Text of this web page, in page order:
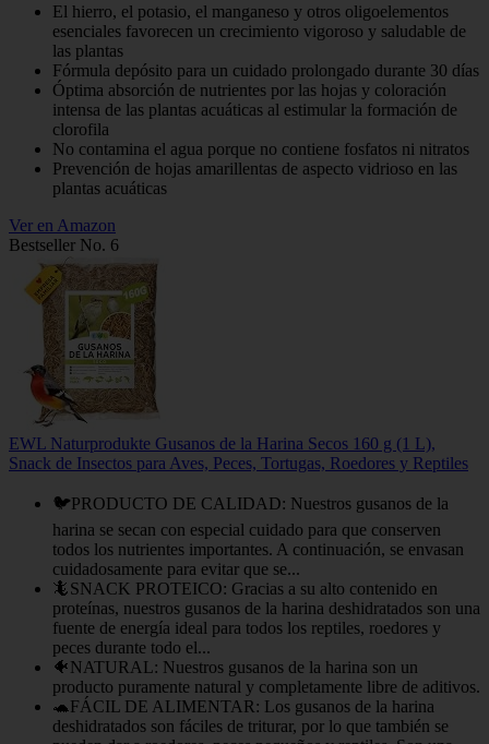
El hierro, el potasio, el manganeso y otros oligoelementos
esenciales favorecen un crecimiento vigoroso y saludable de
las plantas
Fórmula depósito para un cuidado prolongado durante 30 días
Óptima absorción de nutrientes por las hojas y coloración
intensa de las plantas acuáticas al estimular la formación de
clorofila
No contamina el agua porque no contiene fosfatos ni nitratos
Prevención de hojas amarillentas de aspecto vidrioso en las
plantas acuáticas
Ver en Amazon
Bestseller No. 6
EWL Naturprodukte Gusanos de la Harina Secos 160 g (1 L),
Snack de Insectos para Aves, Peces, Tortugas, Roedores y Reptiles
🐦PRODUCTO DE CALIDAD: Nuestros gusanos de la
harina se secan con especial cuidado para que conserven
todos los nutrientes importantes. A continuación, se envasan
cuidadosamente para evitar que se...
🦎SNACK PROTEICO: Gracias a su alto contenido en
proteínas, nuestros gusanos de la harina deshidratados son una
fuente de energía ideal para todos los reptiles, roedores y
peces durante todo el...
🐠NATURAL: Nuestros gusanos de la harina son un
producto puramente natural y completamente libre de aditivos.
🐢FÁCIL DE ALIMENTAR: Los gusanos de la harina
deshidratados son fáciles de triturar, por lo que también se